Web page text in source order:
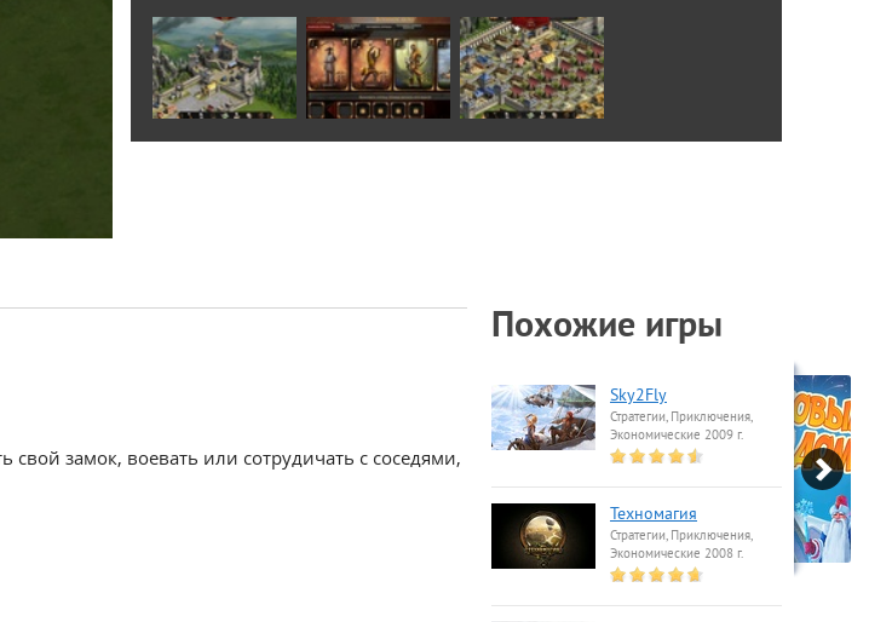
замок, воевать или сотрудичать с соседями,
Похожие игры
Sky2Fly
Стратегии, Приключения,
Экономические 2009 г.
Техномагия
Стратегии, Приключения,
Экономические 2008 г.